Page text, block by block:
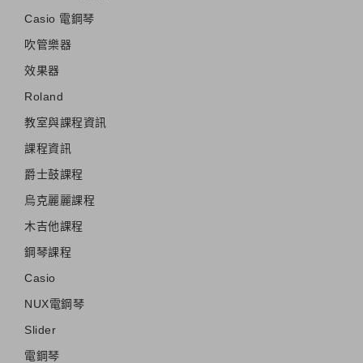
Casio 電鋼琴
吹管樂器
效果器
Roland
教室與課程資訊
課程資訊
爵士鼓課程
烏克麗麗課程
木吉他課程
鋼琴課程
Casio
NUX電鋼琴
Slider
電鋼琴